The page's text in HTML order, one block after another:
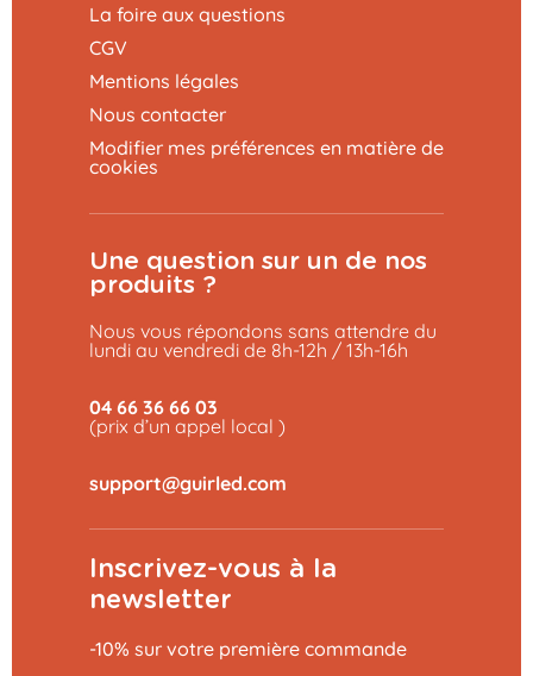
La foire aux questions
CGV
Mentions légales
Nous contacter
Modifier mes préférences en matière de
cookies
Une question sur un de nos
produits ?
Nous vous répondons sans attendre du
lundi au vendredi de 8h-12h / 13h-16h
04 66 36 66 03
(prix d’un appel local )
Inscrivez-vous à la
newsletter
-10% sur votre première commande